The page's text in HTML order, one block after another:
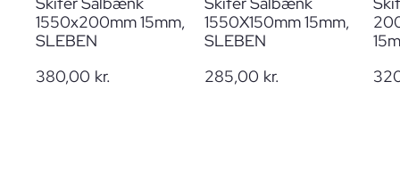
1550x200mm 15mm,
SLEBEN
380,00 kr.
1550X150mm 15mm,
SLEBEN
285,00 kr.